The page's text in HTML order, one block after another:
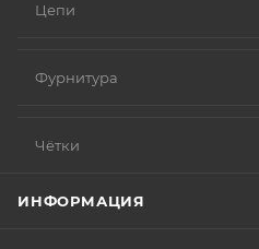
Цепи
Фурнитура
Чётки
ИНФОРМАЦИЯ